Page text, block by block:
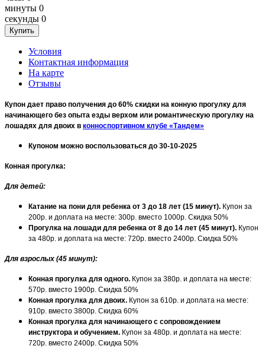
минуты 0
секунды 0
Условия
Контактная информация
На карте
Отзывы
Купон дает право получения до 60% скидки на конную прогулку для
начинающего без опыта езды верхом или романтическую прогулку на
лошадях для двоих в конноспортивном клубе «Тандем»
Купоном можно воспользоваться до 30-10-2025
Конная прогулка:
Для детей:
Катание на пони для ребенка от 3 до 18 лет (15 минут). Купон за
200р. и доплата на месте: 300р. вместо 1000р. Скидка 50%
Прогулка на лошади для ребенка от 8 до 14 лет (45 минут). Купон
за 480р. и доплата на месте: 720р. вместо 2400р. Скидка 50%
Для взрослых (45 минут):
Конная прогулка для одного. Купон за 380р. и доплата на месте:
570р. вместо 1900р. Скидка 50%
Конная прогулка для двоих. Купон за 610р. и доплата на месте:
910р. вместо 3800р. Скидка 60%
Конная прогулка для начинающего с сопровождением
инструктора и обучением. Купон за 480р. и доплата на месте:
720р. вместо 2400р. Скидка 50%